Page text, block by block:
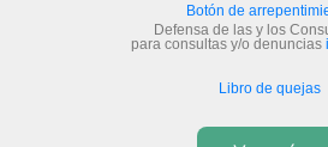
Botón de
Defensa de las y los
para consultas y/o denuncias
Libro de quejas